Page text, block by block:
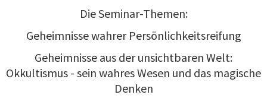
Die Seminar-Themen:
Geheimnisse wahrer Persönlichkeitsreifung
Geheimnisse aus der unsichtbaren Welt:
Okkultismus - sein wahres Wesen und das magische
Denken